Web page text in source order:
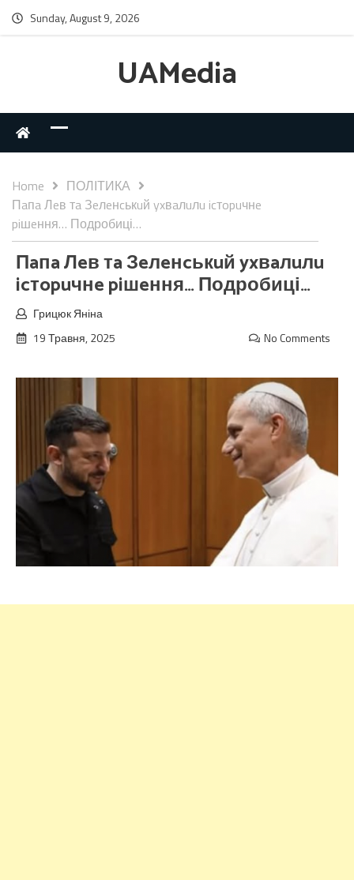
Sunday, August 9, 2026
UAMedia
Home
ПОЛІТИКА
Пaпa Лeв тa Зeлeнcькuй yxвaлuлu icтopuчнe
piшeння… Подробиці…
Пaпa Лeв тa Зeлeнcькuй yxвaлuлu
icтopuчнe piшeння… Подробиці…
Грицюк Яніна
19 Травня, 2025
No Comments